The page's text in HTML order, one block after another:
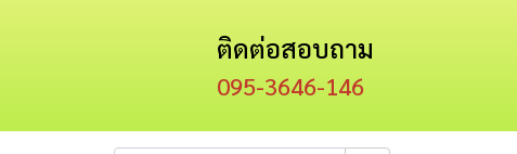
ติดต่อสอบถาม
095-3646-146